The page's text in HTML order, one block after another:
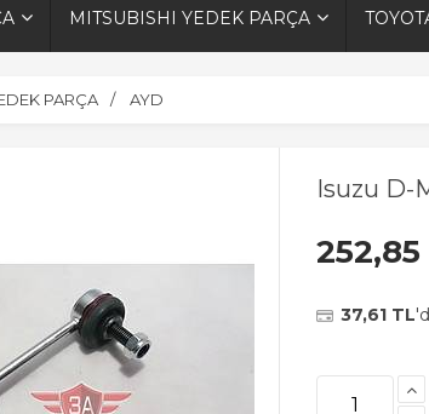
MITSUBISHI YEDEK PARÇA
PARÇA AYD
Isuzu D-
252,85
37,61 TL